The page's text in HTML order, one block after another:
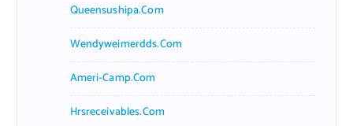
Queensushipa.com
Wendyweimerdds.com
Ameri-Camp.com
Hrsreceivables.com